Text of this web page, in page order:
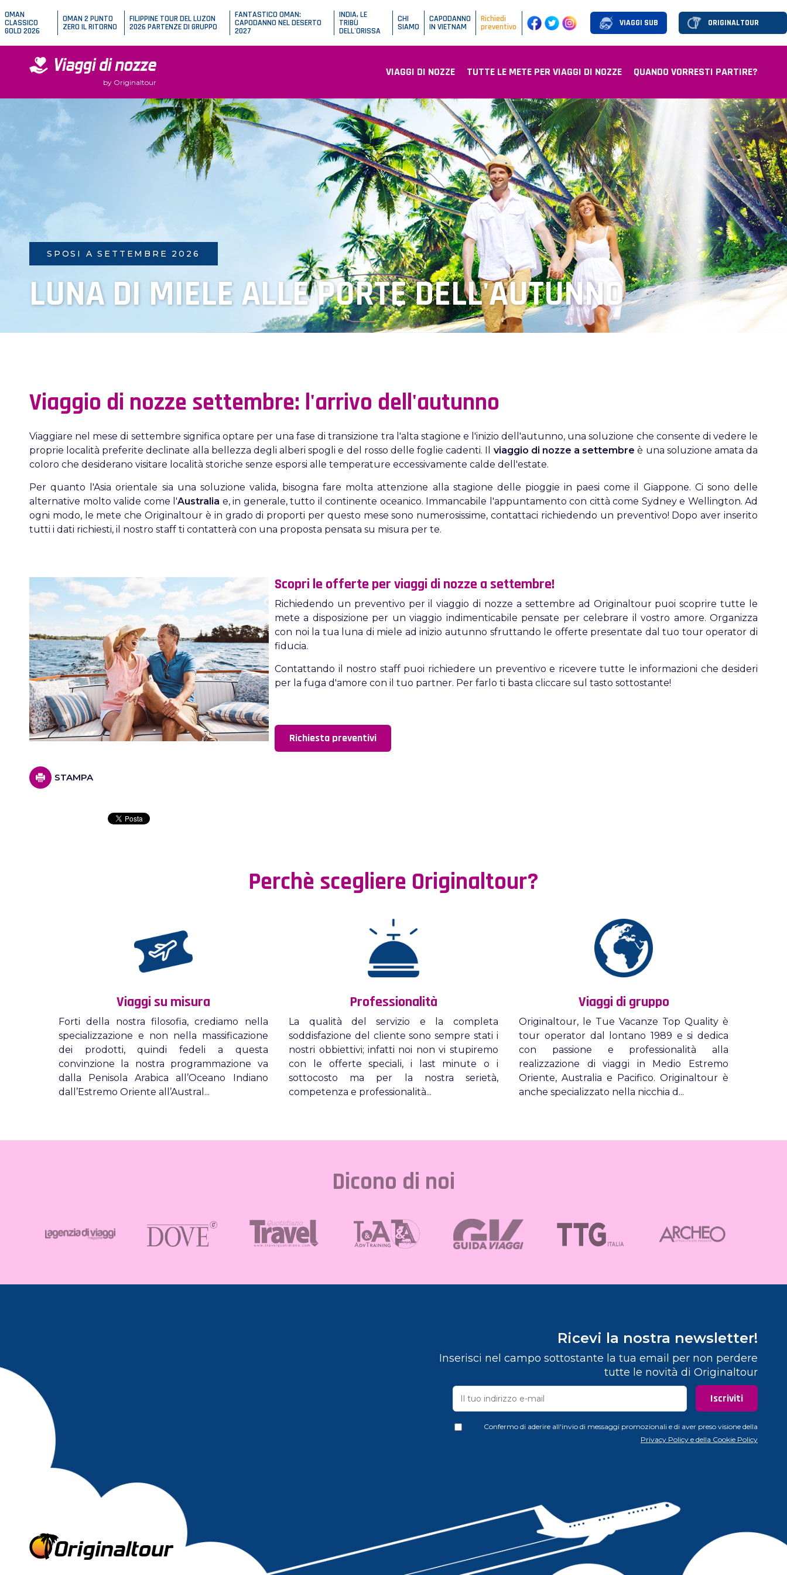
OMAN
CLASSICO
GOLD 2026
OMAN 2 PUNTO
ZERO IL RITORNO
FILIPPINE TOUR DEL LUZON
2026 PARTENZE DI GRUPPO
FANTASTICO OMAN:
CAPODANNO NEL DESERTO
2027
INDIA, LE
TRIBÙ
DELL'ORISSA
CHI
SIAMO
CAPODANNO
IN VIETNAM
Richiedi
preventivo VIAGGI SUB
by Originaltour
VIAGGI DI NOZZE TUTTE LE METE PER VIAGGI DI NOZZE QUANDO VORRESTI PARTIRE?
SPOSI A SETTEMBRE 2026
LUNA DI MIELE ALLE PORTE DELL'AUTUNNO
Viaggio di nozze settembre: l'arrivo dell'autunno
Viaggiare nel mese di settembre significa optare per una fase di transizione tra l'alta stagione e l'inizio dell'autunno, una soluzione che consente di vedere le
proprie località preferite declinate alla bellezza degli alberi spogli e del rosso delle foglie cadenti. Il viaggio di nozze a settembre è una soluzione amata da
coloro che desiderano visitare località storiche senze esporsi alle temperature eccessivamente calde dell'estate.
Per quanto l'Asia orientale sia una soluzione valida, bisogna fare molta attenzione alla stagione delle pioggie in paesi come il Giappone. Ci sono delle
alternative molto valide come l'Australia e, in generale, tutto il continente oceanico. Immancabile l'appuntamento con città come Sydney e Wellington. Ad
ogni modo, le mete che Originaltour è in grado di proporti per questo mese sono numerosissime, contattaci richiedendo un preventivo! Dopo aver inserito
tutti i dati richiesti, il nostro staff ti contatterà con una proposta pensata su misura per te.
Scopri le offerte per viaggi di nozze a settembre!
Richiedendo un preventivo per il viaggio di nozze a settembre ad Originaltour puoi scoprire tutte le
mete a disposizione per un viaggio indimenticabile pensate per celebrare il vostro amore. Organizza
con noi la tua luna di miele ad inizio autunno sfruttando le offerte presentate dal tuo tour operator di
fiducia.
Contattando il nostro staff puoi richiedere un preventivo e ricevere tutte le informazioni che desideri
per la fuga d'amore con il tuo partner. Per farlo ti basta cliccare sul tasto sottostante!
Richiesta preventivi
STAMPA
Perchè scegliere Originaltour?
Viaggi su misura
Forti della nostra filosofia, crediamo nella
specializzazione e non nella massificazione
dei prodotti, quindi fedeli a questa
convinzione la nostra programmazione va
dalla Penisola Arabica all’Oceano Indiano
dall’Estremo Oriente all’Austral...
Professionalità
La qualità del servizio e la completa
soddisfazione del cliente sono sempre stati i
nostri obbiettivi; infatti noi non vi stupiremo
con le offerte speciali, i last minute o i
sottocosto ma per la nostra serietà,
competenza e professionalità...
Viaggi di gruppo
Originaltour, le Tue Vacanze Top Quality è
tour operator dal lontano 1989 e si dedica
con passione e professionalità alla
realizzazione di viaggi in Medio Estremo
Oriente, Australia e Pacifico. Originaltour è
anche specializzato nella nicchia d...
Dicono di noi
Ricevi la nostra newsletter!
Inserisci nel campo sottostante la tua email per non perdere
tutte le novità di Originaltour
Confermo di aderire all'invio di messaggi promozionali e di aver preso visione della
Privacy Policy e della Cookie Policy